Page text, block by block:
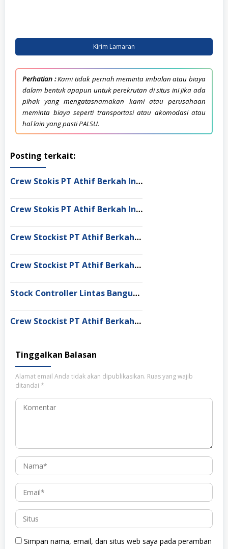
Kirim Lamaran
Perhatian :Kami tidak pernah meminta imbalan atau biaya
dalam bentuk apapun untuk perekrutan di situs ini jika ada
pihak yang mengatasnamakan kami atau perusahaan
meminta biaya seperti transportasi atau akomodasi atau
hal lain yang pasti PALSU.
Posting terkait:
Crew Stokis PT Athif Berkah Indonesia Dumai
Crew Stokis PT Athif Berkah Indonesia Palangka Raya
Crew Stockist PT Athif Berkah Indonesia Banda Aceh
Crew Stockist PT Athif Berkah Indonesia Muaro Jambi
Stock Controller Lintas Bangun Nusantara Semarang
Crew Stockist PT Athif Berkah Indonesia Medan
Tinggalkan Balasan
Alamat email Anda tidak akan dipublikasikan. Ruas yang wajib
ditandai *
Simpan nama, email, dan situs web saya pada peramban